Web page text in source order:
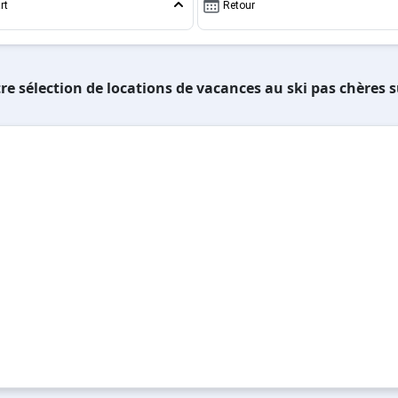
sud. Donc en plus de skier sur des pistes françaises et
n'est-ce pas ?
Retour
sélection de locations de vacances au ski pas chères